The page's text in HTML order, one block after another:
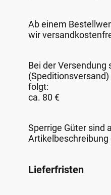
Ab einem
wir
Bei der Versendung
folgt:
ca. 80 €
Sperrige Güter sind
Lieferfristen